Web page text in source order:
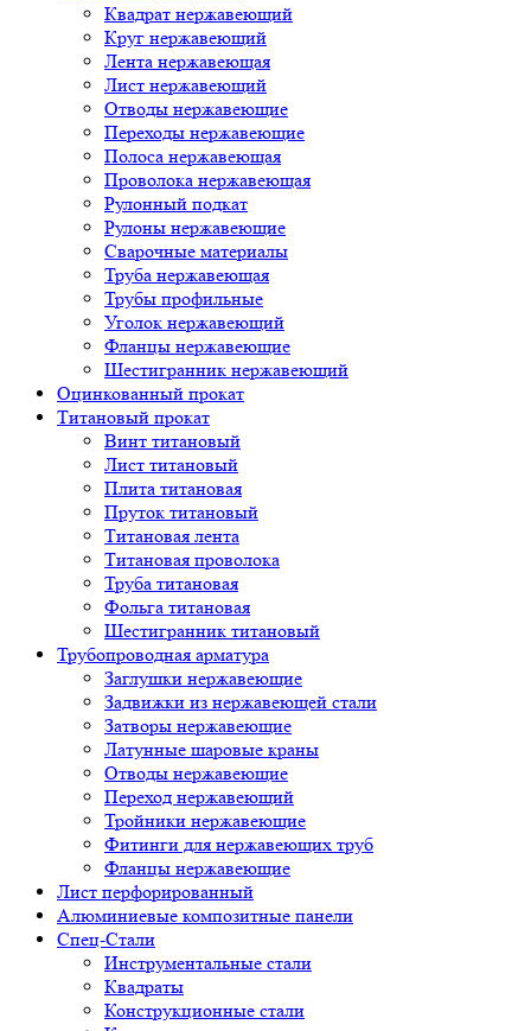
Квадрат нержавеющий
Круг нержавеющий
Лента нержавеющая
Лист нержавеющий
Отводы нержавеющие
Переходы нержавеющие
Полоса нержавеющая
Проволока нержавеющая
Рулонный подкат
Рулоны нержавеющие
Сварочные материалы
Труба нержавеющая
Трубы профильные
Уголок нержавеющий
Фланцы нержавеющие
Шестигранник нержавеющий
Оцинкованный прокат
Титановый прокат
Винт титановый
Лист титановый
Плита титановая
Пруток титановый
Титановая лента
Титановая проволока
Труба титановая
Фольга титановая
Шестигранник титановый
Трубопроводная арматура
Заглушки нержавеющие
Задвижки из нержавеющей стали
Затворы нержавеющие
Латунные шаровые краны
Отводы нержавеющие
Переход нержавеющий
Тройники нержавеющие
Фитинги для нержавеющих труб
Фланцы нержавеющие
Лист перфорированный
Алюминиевые композитные панели
Спец-Стали
Инструментальные стали
Квадраты
Конструкционные стали